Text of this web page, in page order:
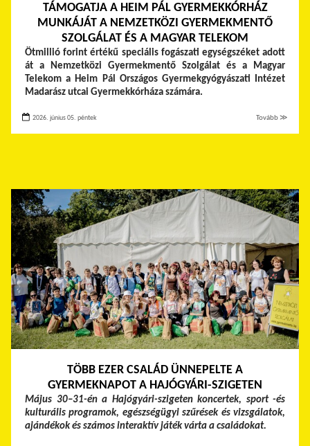
TÁMOGATJA A HEIM PÁL GYERMEKKÓRHÁZ
MUNKÁJÁT A NEMZETKÖZI GYERMEKMENTŐ
SZOLGÁLAT ÉS A MAGYAR TELEKOM
Ötmillió forint értékű speciális fogászati egységszéket adott
át a Nemzetközi Gyermekmentő Szolgálat és a Magyar
Telekom a Heim Pál Országos Gyermekgyógyászati Intézet
Madarász utcai Gyermekkórháza számára.
2026. június 05. péntek Tovább ≫
TÖBB EZER CSALÁD ÜNNEPELTE A
GYERMEKNAPOT A HAJÓGYÁRI-SZIGETEN
Május 30–31-én a Hajógyári-szigeten koncertek, sport -és
kulturális programok, egészségügyi szűrések és vizsgálatok,
ajándékok és számos interaktív játék várta a családokat.